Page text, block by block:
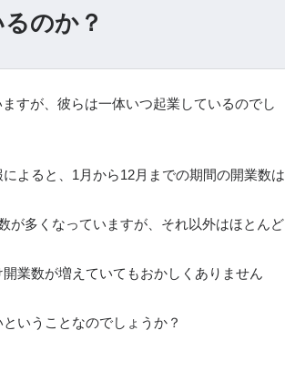
のか？
すが、彼らは一体いつ起業しているのでし
よると、1月から12月までの期間の開業数は
が多くなっていますが、それ以外はほとんど
業数が増えていてもおかしくありません
いうことなのでしょうか？